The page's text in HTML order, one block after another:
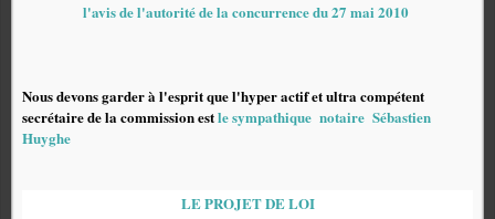
l'avis de l'autorité de la concurrence du 27 mai 2010
Nous devons garder à l'esprit que l'hyper actif et ultra compétent
secrétaire de la commission estle sympathique notaire Sébastien
Huyghe
LE PROJET DE LOI